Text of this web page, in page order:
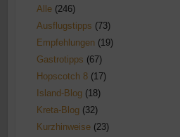
Alle(246)
Ausflugstipps (73)
Empfehlungen(19)
Gastrotipps (67)
Hopscotch 8(17)
Island-Blog (18)
Kreta-Blog (32)
Kurzhinweise(23)